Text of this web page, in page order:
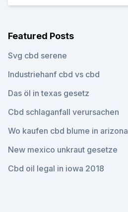
Featured Posts
Svg cbd serene
Industriehanf cbd vs cbd
Das öl in texas gesetz
Cbd schlaganfall verursachen
Wo kaufen cbd blume in arizona
New mexico unkraut gesetze
Cbd oil legal in iowa 2018